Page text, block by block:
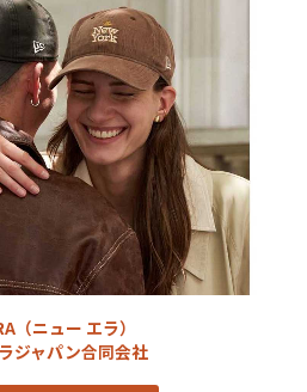
（ニュー エラ）
ジャパン合同会社